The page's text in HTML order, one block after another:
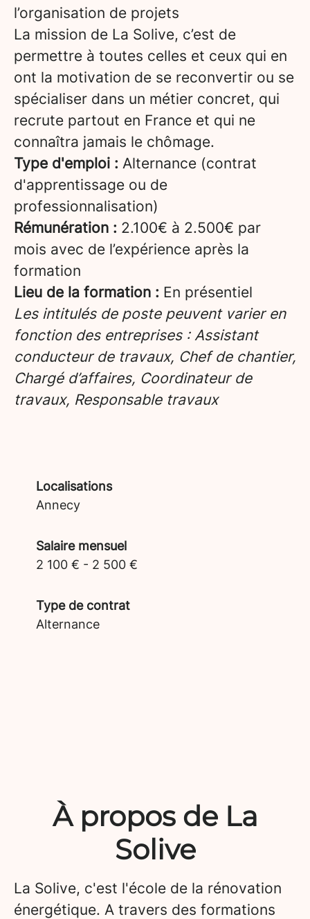
l’organisation de projets
La mission de La Solive, c’est de
permettre à toutes celles et ceux qui en
ont la motivation de se reconvertir ou se
spécialiser dans un métier concret, qui
recrute partout en France et qui ne
connaîtra jamais le chômage.
Type d'emploi : Alternance (contrat
d'apprentissage ou de
professionnalisation)
Rémunération : 2.100€ à 2.500€ par
mois avec de l’expérience après la
formation
Lieu de la formation : En présentiel
Les intitulés de poste peuvent varier en
fonction des entreprises : Assistant
conducteur de travaux, Chef de chantier,
Chargé d’affaires, Coordinateur de
travaux, Responsable travaux
Localisations
Annecy
Salaire mensuel
2 100 € - 2 500 €
Type de contrat
Alternance
À propos de La
Solive
La Solive, c'est l'école de la rénovation
énergétique. A travers des formations